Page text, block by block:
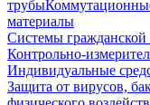
трубы
материалы
Системы
Контрольно-
Индивидуальные
Защита от вирусов,